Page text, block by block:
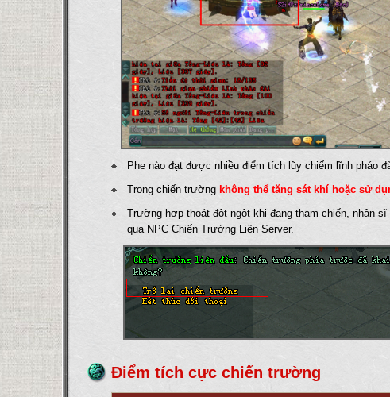
Phe nào đạt được nhiều điểm tích lũy chiếm lĩnh pháo
Trong chiến trường không thể tăng sát khí hoặc sử
Trường hợp thoát đột ngột khi đang tham chiến, nhân
qua NPC Chiến Trường Liên Server.
Điểm tích cực chiến trường